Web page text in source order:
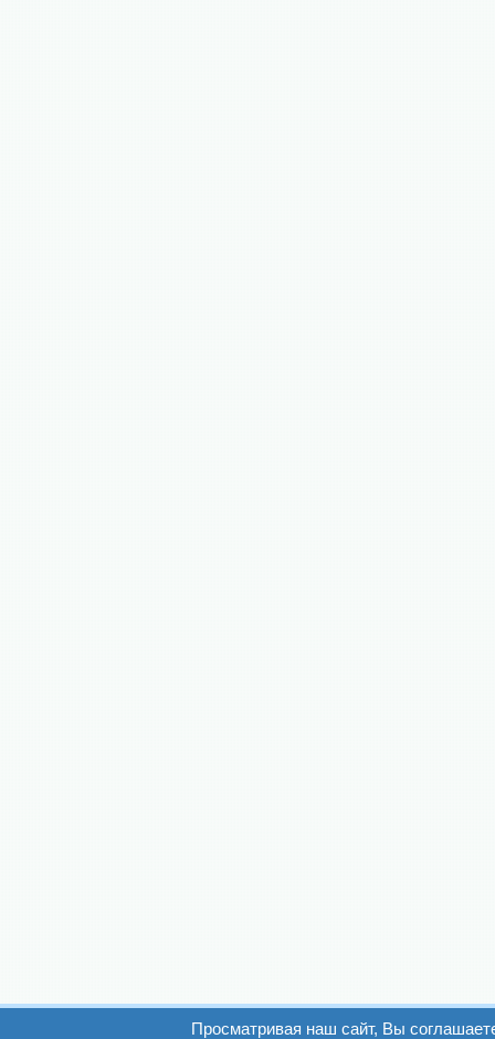
Просматривая наш сайт, Вы